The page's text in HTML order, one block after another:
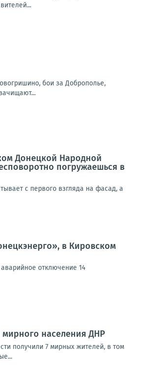
бои за Доброполье,
Донецкой Народной
погружаешься в
с первого взгляда на фасад, а
в Кировском
отключение 14
населения ДНР
получили 7 мирных жителей, в том